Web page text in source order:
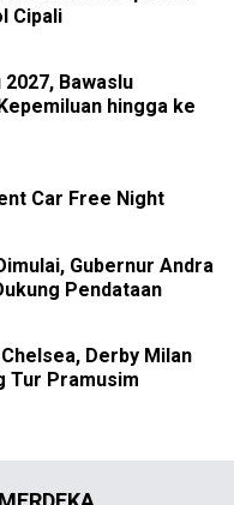
Cipali
Bawaslu
hingga ke
Car Free Night
Gubernur Andra
Pendataan
Derby Milan
Tur Pramusim